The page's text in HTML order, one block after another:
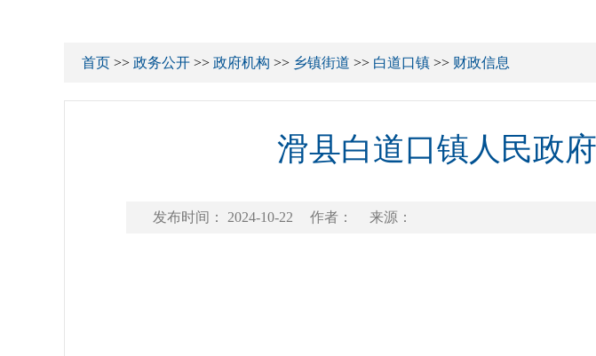
首页 >> 政务公开 >> 政府机构 >> 乡镇街道 >> 白道口镇 >> 财政信息
滑县白道口镇人民政
发布时间： 2024-10-22 作者： 来源：